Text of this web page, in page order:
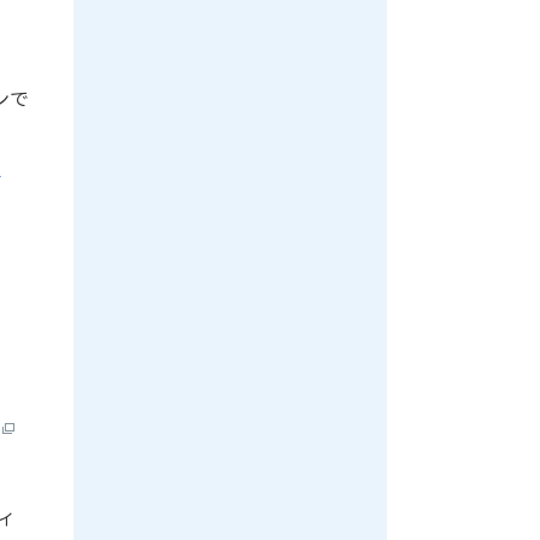
で